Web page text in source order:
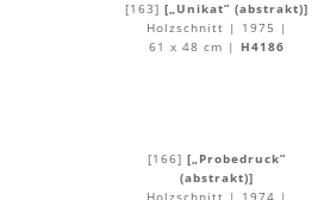
[163] [„Unikat” (abstrakt)]
Holzschnitt | 1975 |
61 x 48 cm |
H4186
[166] [„Probedruck”
(abstrakt)]